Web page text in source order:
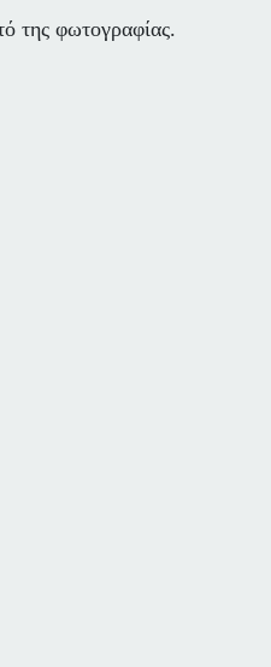
της φωτογραφίας.